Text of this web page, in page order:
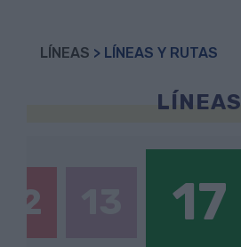
LÍNEAS > LÍNEAS Y RUTAS
LÍNEAS
12 17